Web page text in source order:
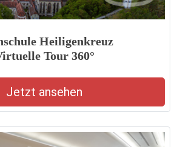
Heiligenkreuz
Tour 360°
Jetzt ansehen